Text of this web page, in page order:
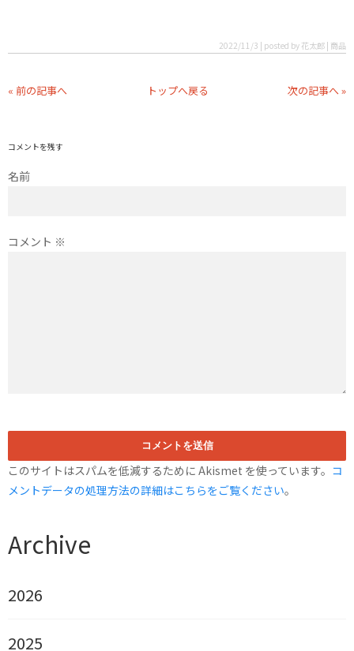
2022/11/3 | posted by 花太郎 | 商品
« 前の記事へ トップへ戻る 次の記事へ »
コメントを残す
名前
コメント ※
このサイトはスパムを低減するために Akismet を使っています。 コ
メントデータの処理方法の詳細はこちらをご覧ください。
Archive
2026
2025